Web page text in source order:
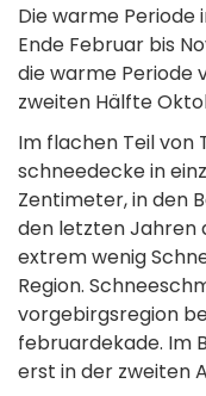
Die warme
Ende Februar bis
die warme Periode
zweiten Hälfte
Im flachen Teil von
schneedecke in
Zentimeter, in den
den letzten Jahren
extrem wenig
Region.
vorgebirgsregion
februardekade. Im
erst in der zweiten